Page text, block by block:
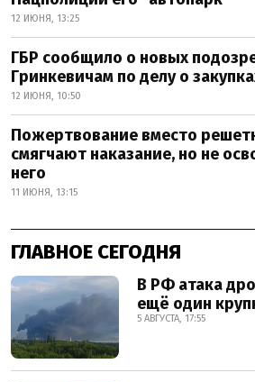
12 ИЮНЯ, 13:25
ГБР сообщило о новых
Гринкевичам по делу о
12 ИЮНЯ, 10:50
Пожертвование вместо
смягчают наказание, но не
него
11 ИЮНЯ, 13:15
ГЛАВНОЕ СЕГОДНЯ
В РФ атака
ещё один
5 АВГУСТА, 17:55